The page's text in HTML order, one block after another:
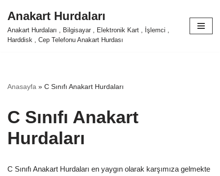
İçeriğe
geç
Anakart Hurdaları
Anakart Hurdaları , Bilgisayar , Elektronik Kart , İşlemci ,
Harddisk , Cep Telefonu Anakart Hurdası
Anasayfa » C Sınıfı Anakart Hurdaları
C Sınıfı Anakart
Hurdaları
C Sınıfı Anakart Hurdaları en yaygın olarak karşımıza gelmekte